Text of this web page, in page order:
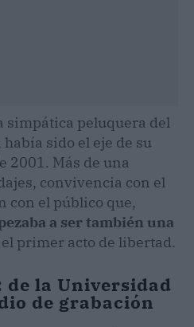
simpática peluquera del
sido el eje de su
2001. Más de una
convivencia con el
con el público que,
a ser también una
primer acto de libertad.
de la Universidad
de grabación